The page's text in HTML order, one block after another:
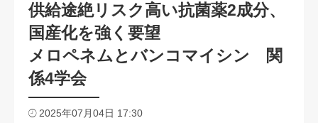
供給途絶リスク高い抗菌薬2成分、
国産化を強く要望
メロペネムとバンコマイシン 関
係4学会
2025年07月04日 17:30